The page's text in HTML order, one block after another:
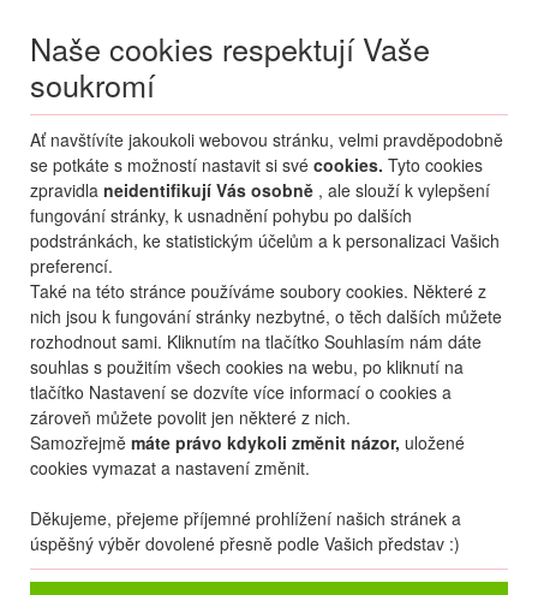
Naše cookies respektují Vaše
soukromí
Ať navštívíte jakoukoli webovou stránku, velmi pravděpodobně
se potkáte s možností nastavit si své cookies. Tyto cookies
zpravidla neidentifikují Vás osobně , ale slouží k vylepšení
fungování stránky, k usnadnění pohybu po dalších
podstránkách, ke statistickým účelům a k personalizaci Vašich
preferencí.
Také na této stránce používáme soubory cookies. Některé z
nich jsou k fungování stránky nezbytné, o těch dalších můžete
rozhodnout sami. Kliknutím na tlačítko Souhlasím nám dáte
souhlas s použitím všech cookies na webu, po kliknutí na
tlačítko Nastavení se dozvíte více informací o cookies a
zároveň můžete povolit jen některé z nich.
Samozřejmě máte právo kdykoli změnit názor, uložené
cookies vymazat a nastavení změnit.
Děkujeme, přejeme příjemné prohlížení našich stránek a
úspěšný výběr dovolené přesně podle Vašich představ :)
Menu
MojePřihlášení
Destinace nerozhoduje
06.08.-...• 2 osoby
Od nejoblíbenějšího Od nejlevnějšího Od nejdražšího
Od nejbližšího termínu
Probíhá vyhledávání